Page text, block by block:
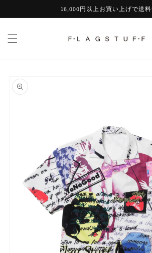
ンツに
16,000円以上お買い上げで送
商品情
報にス